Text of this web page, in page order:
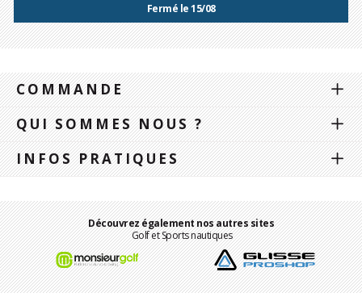
Fermé le 15/08
COMMANDE
QUI SOMMES NOUS ?
INFOS PRATIQUES
Découvrez également nos autres sites
Golf et Sports nautiques